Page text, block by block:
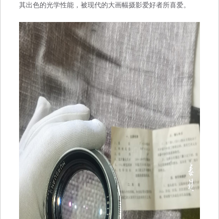
其出色的光学性能，被现代的大画幅摄影爱好者所喜爱。